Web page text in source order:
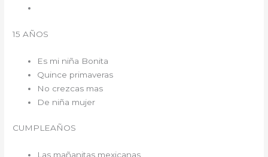
15 AÑOS
Es mi niña Bonita
Quince primaveras
No crezcas mas
De niña mujer
CUMPLEAÑOS
Las mañanitas mexicanas